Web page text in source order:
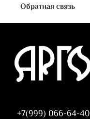
Обратная связь
+7(999) 066-64-40